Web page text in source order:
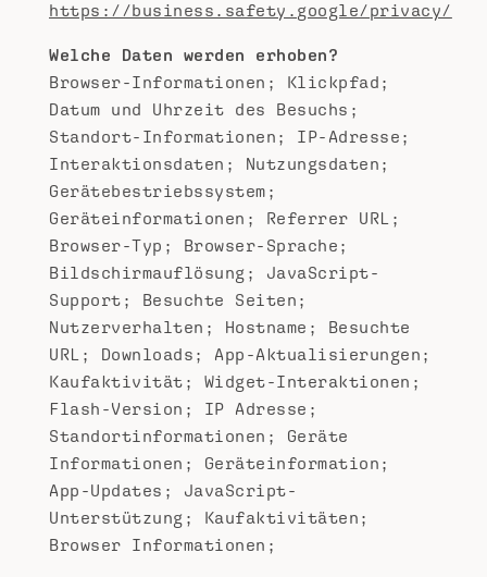
https://business.safety.google/privacy/
Welche Daten werden erhoben?
Browser-Informationen; Klickpfad;
Datum und Uhrzeit des Besuchs;
Standort-Informationen; IP-Adresse;
Interaktionsdaten; Nutzungsdaten;
Gerätebestriebssystem;
Geräteinformationen; Referrer URL;
Browser-Typ; Browser-Sprache;
Bildschirmauflösung; JavaScript-
Support; Besuchte Seiten;
Nutzerverhalten; Hostname; Besuchte
URL; Downloads; App-Aktualisierungen;
Kaufaktivität; Widget-Interaktionen;
Flash-Version; IP Adresse;
Standortinformationen; Geräte
Informationen; Geräteinformation;
App-Updates; JavaScript-
Unterstützung; Kaufaktivitäten;
Browser Informationen;